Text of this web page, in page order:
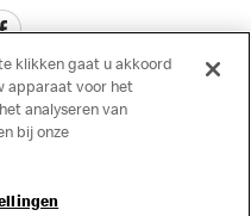
klikken gaat u akkoord
apparaat voor het
analyseren van
bij onze